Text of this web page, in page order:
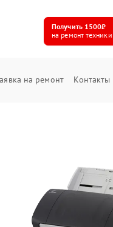
Получить 1500₽
на ремонт техники
на ремонт Контакты